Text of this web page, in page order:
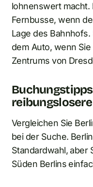
lohnenswert macht.
Fernbusse, wenn
Lage des
dem Auto, wenn
Zentrums von
reibungslosere
Vergleichen Sie
bei der Suche.
Standardwahl, aber
Süden Berlins